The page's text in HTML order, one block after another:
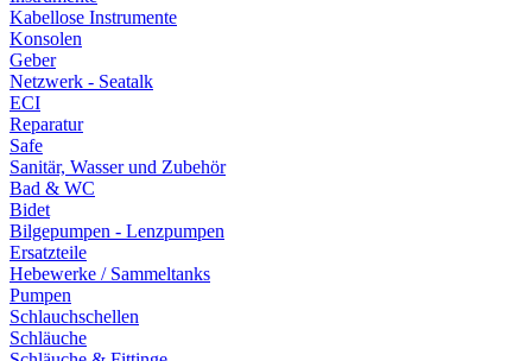
Kabellose Instrumente
Konsolen
Geber
Netzwerk - Seatalk
ECI
Reparatur
Safe
Sanitär, Wasser und Zubehör
Bad & WC
Bidet
Bilgepumpen - Lenzpumpen
Ersatzteile
Hebewerke / Sammeltanks
Pumpen
Schlauchschellen
Schläuche